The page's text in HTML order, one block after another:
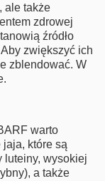
ale także
zdrowej
źródło
zwiększyć ich
zblendować. W
warto
jaja, które są
luteiny, wysokiej
a także